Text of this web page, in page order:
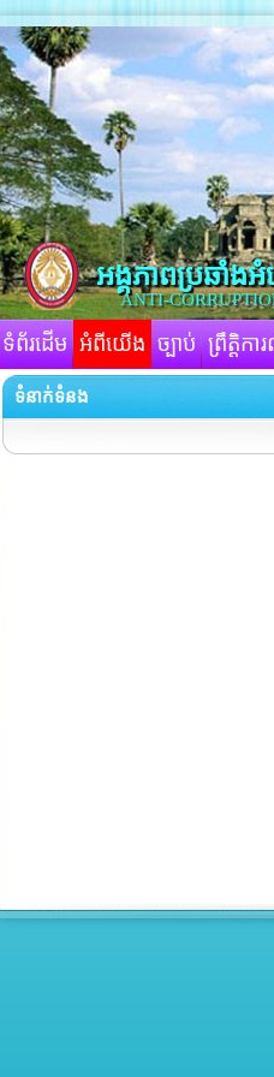
អង្គភាពប្រឆាំ
ANTI-
ទំព័រដើម អំពីយើង ច្បាប់ ព្រឹត្តិក
ទំនាក់ទំនង